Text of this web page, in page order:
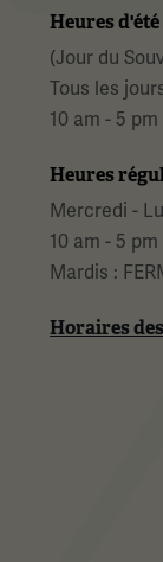
Heures d'été
(Jour du
Tous les
10 am - 5 pm
Heures
Mercredi -
10 am - 5 pm
Mardis :
Horaires